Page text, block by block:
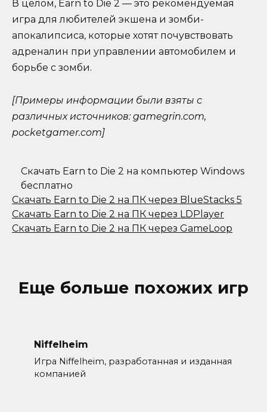
В целом, Earn to Die 2 — это рекомендуемая
игра для любителей экшена и зомби-
апокалипсиса, которые хотят почувствовать
адреналин при управлении автомобилем и
борьбе с зомби.
[Примеры информации были взяты с
различных источников: gamegrin.com,
pocketgamer.com]
Скачать Earn to Die 2 на компьютер Windows
бесплатно
Скачать Earn to Die 2 на ПК через BlueStacks 5
Скачать Earn to Die 2 на ПК через LDPlayer
Скачать Earn to Die 2 на ПК через GameLoop
Еще больше похожих игр
Niffelheim
Игра Niffelheim, разработанная и изданная
компанией